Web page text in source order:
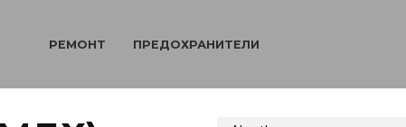
РЕМОНТ ПРЕДОХРАНИТЕЛИ